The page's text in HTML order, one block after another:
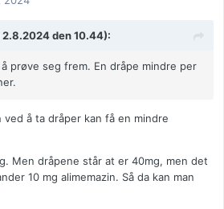
den 10.44):
prøve seg frem. En dråpe mindre per
å ta dråper kan få en mindre
Men dråpene står at er 40mg, men det
10 mg alimemazin. Så da kan man